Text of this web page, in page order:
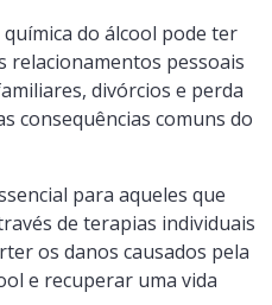
do álcool pode ter
relacionamentos pessoais
divórcios e perda
consequências comuns do
para aqueles que
de terapias individuais
os danos causados pela
e recuperar uma vida